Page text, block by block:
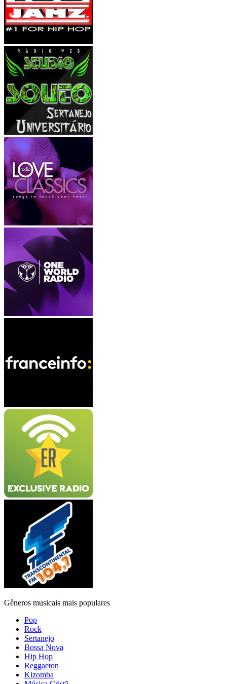
Gêneros musicais mais populares
Pop
Rock
Sertanejo
Bossa Nova
Hip Hop
Reggaeton
Kizomba